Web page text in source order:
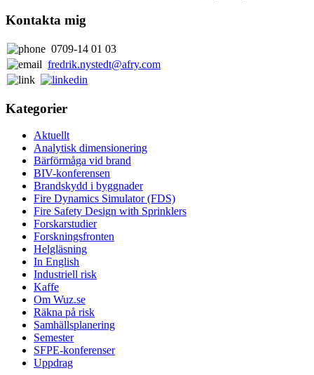
Kontakta mig
0709-14 01 03
fredrik.nystedt@afry.com
Kategorier
Aktuellt
Analytisk dimensionering
Bärförmåga vid brand
BIV-konferensen
Brandskydd i byggnader
Fire Dynamics Simulator (FDS)
Fire Safety Design with Sprinklers
Forskarstudier
Forskningsfronten
Helgläsning
In English
Industriell risk
Kaffe
Om Wuz.se
Räkna på risk
Samhällsplanering
Semester
SFPE-konferenser
Uppdrag